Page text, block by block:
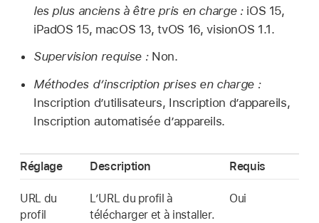
les plus anciens à être pris en charge : iOS 15,
iPadOS 15, macOS 13,tvOS 16,visionOS 1.1.
Supervision requise :Non.
Méthodes d’inscription prises en charge :
Inscription d’utilisateurs, Inscription d’appareils,
Inscription automatisée d’appareils.
Réglage Description Requis
URL du
profil
L’URL du profil à
télécharger et à installer.
Oui